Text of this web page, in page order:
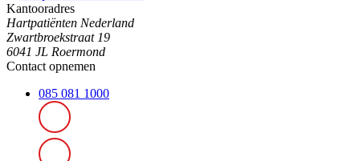
Kantooradres
Hartpatiënten Nederland
Zwartbroekstraat 19
6041 JL Roermond
Contact opnemen
085 081 1000